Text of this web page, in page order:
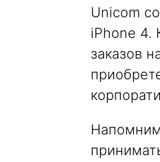
Unicom
iPhone 4.
заказов